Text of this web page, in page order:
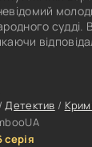
судді.
Він
заробити
не хоче
минуле.
/Детектив /
серія